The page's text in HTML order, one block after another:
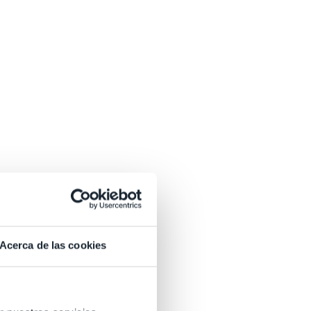
Acerca de las cookies